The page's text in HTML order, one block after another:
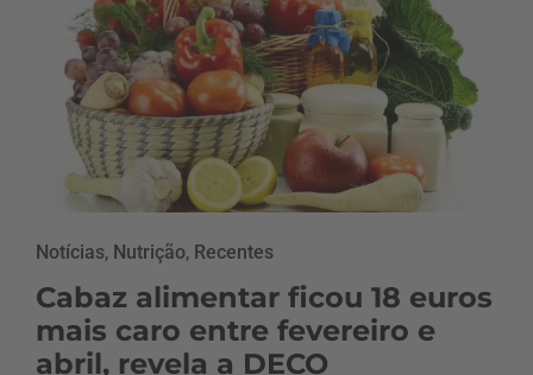
Notícias, Nutrição, Recentes
Cabaz alimentar ficou 18 euros
mais caro entre fevereiro e
abril, revela a DECO